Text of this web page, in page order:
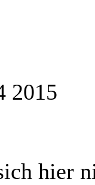
2015
hier